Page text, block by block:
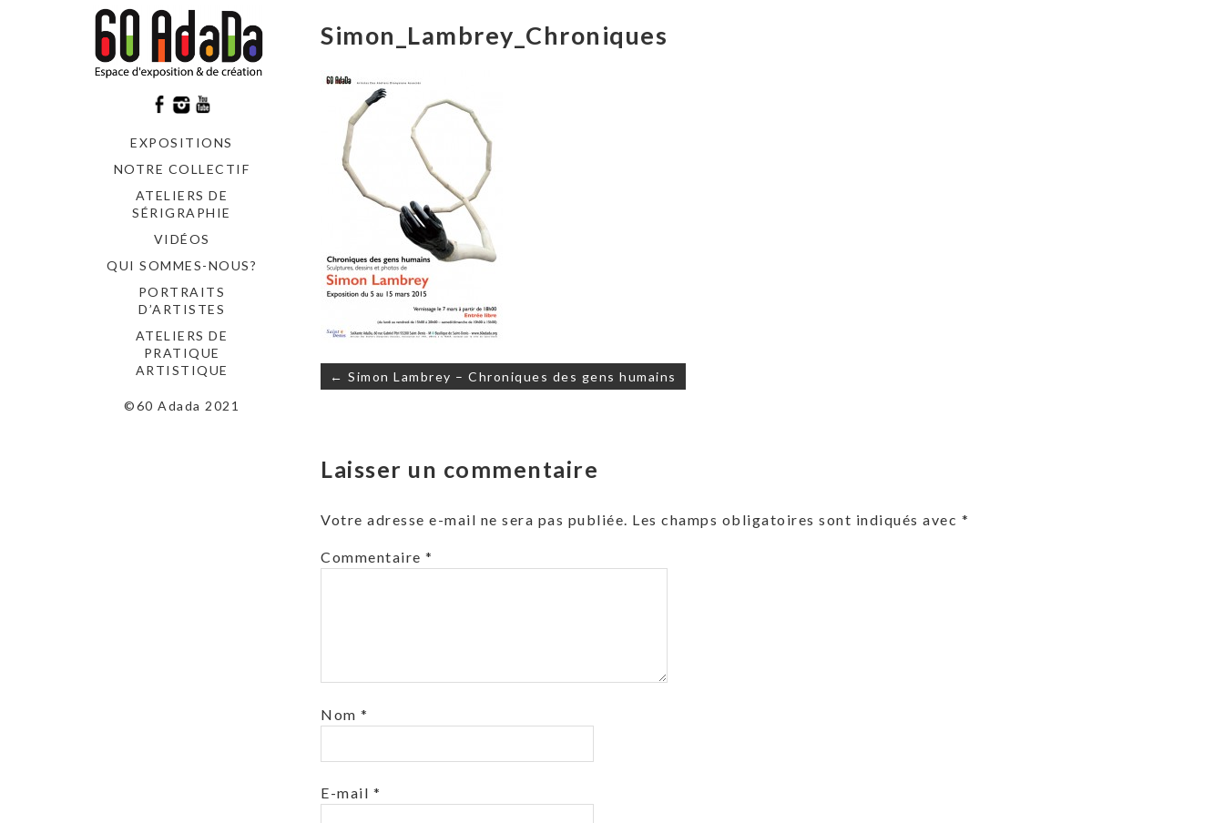
EXPOSITIONS
NOTRE COLLECTIF
ATELIERS DE
SÉRIGRAPHIE
VIDÉOS
QUI SOMMES-NOUS?
PORTRAITS
D’ARTISTES
ATELIERS DE
PRATIQUE
ARTISTIQUE
©60 Adada 2021
Simon_Lambrey_Chroniques
Navigation
de
← Simon Lambrey – Chroniques des gens humains
Laisser un commentaire
Votre adresse e-mail ne sera pas publiée. Les champs obligatoires sont indiqués avec *
Commentaire *
Nom *
E-mail *